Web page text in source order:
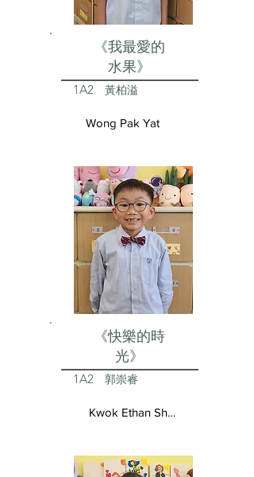
《我最愛的
水果》
1A2 黃柏溢
Wong Pak Yat
《快樂的時
光》
1A2 郭崇睿
Kwok Ethan Shun Yui